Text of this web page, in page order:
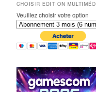
CHOISIR EDITION
Veuillez choisir votre option